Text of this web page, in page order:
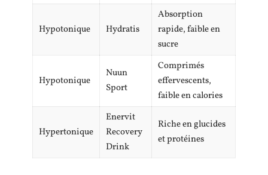
Hypotonique Hydratis
Absorption
rapide, faible en
sucre
Hypotonique
Nuun
Sport
Comprimés
effervescents,
faible en calories
Hypertonique
Enervit
Recovery
Drink
Riche en glucides
et protéines